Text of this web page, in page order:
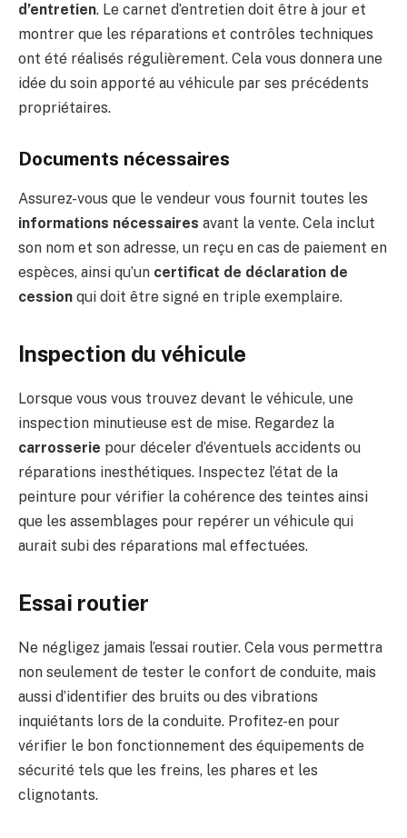
d’entretien. Le carnet d’entretien doit être à jour et
montrer que les réparations et contrôles techniques
ont été réalisés régulièrement. Cela vous donnera une
idée du soin apporté au véhicule par ses précédents
propriétaires.
Documents nécessaires
Assurez-vous que le vendeur vous fournit toutes les
informations nécessaires avant la vente. Cela inclut
son nom et son adresse, un reçu en cas de paiement en
espèces, ainsi qu’un certificat de déclaration de
cession qui doit être signé en triple exemplaire.
Inspection du véhicule
Lorsque vous vous trouvez devant le véhicule, une
inspection minutieuse est de mise. Regardez la
carrosserie pour déceler d’éventuels accidents ou
réparations inesthétiques. Inspectez l’état de la
peinture pour vérifier la cohérence des teintes ainsi
que les assemblages pour repérer un véhicule qui
aurait subi des réparations mal effectuées.
Essai routier
Ne négligez jamais l’essai routier. Cela vous permettra
non seulement de tester le confort de conduite, mais
aussi d’identifier des bruits ou des vibrations
inquiétants lors de la conduite. Profitez-en pour
vérifier le bon fonctionnement des équipements de
sécurité tels que les freins, les phares et les
clignotants.